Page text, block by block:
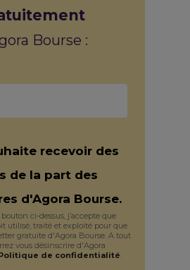
Bourse :
recevoir des
de la part des
d'Agora Bourse.
ci-dessus, j’accepte que
utilisé, traité et exploité pour que
gratuite d'Agora Bourse. A tout
vous désinscrire d'Agora
de confidentialité.